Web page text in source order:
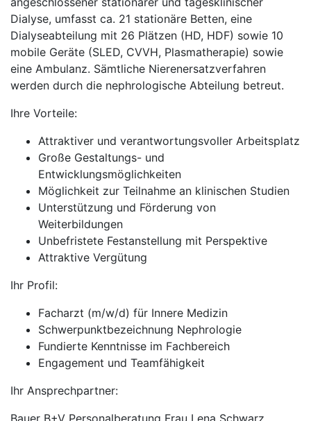
Dialyse, umfasst ca. 21 stationäre Betten, eine
Dialyseabteilung mit 26 Plätzen (HD, HDF) sowie 10
mobile Geräte (SLED, CVVH, Plasmatherapie) sowie
eine Ambulanz. Sämtliche Nierenersatzverfahren
werden durch die nephrologische Abteilung betreut.
Ihre Vorteile:
Attraktiver und verantwortungsvoller Arbeitsplatz
Große Gestaltungs- und
Entwicklungsmöglichkeiten
Möglichkeit zur Teilnahme an klinischen Studien
Unterstützung und Förderung von
Weiterbildungen
Unbefristete Festanstellung mit Perspektive
Attraktive Vergütung
Ihr Profil:
Facharzt (m/w/d) für Innere Medizin
Schwerpunktbezeichnung Nephrologie
Fundierte Kenntnisse im Fachbereich
Engagement und Teamfähigkeit
Ihr Ansprechpartner:
Bauer B+V Personalberatung Frau Lena Schwarz